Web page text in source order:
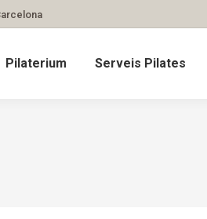
Pilaterium Serveis Pilates